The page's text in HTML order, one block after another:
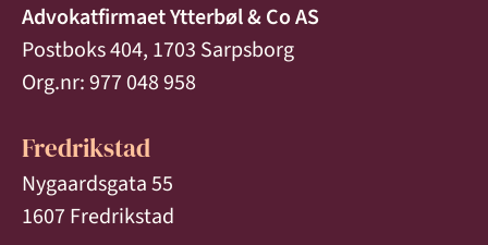
Advokatfirmaet Ytterbøl & Co AS
Postboks 404, 1703 Sarpsborg
Org.nr: 977 048 958
Fredrikstad
Nygaardsgata 55
1607 Fredrikstad